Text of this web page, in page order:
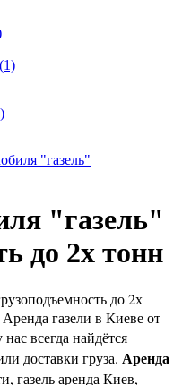
"газель"
"газель"
до 2х тонн
до 2х
газели в Киеве от
нас всегда найдётся
доставки груза. Аренда
газель аренда Киев,